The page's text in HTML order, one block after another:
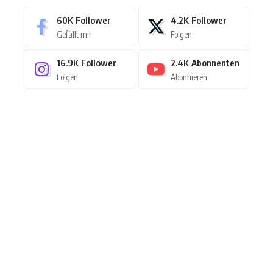
60K Follower
Gefällt mir
4.2K Follower
Folgen
16.9K Follower
Folgen
2.4K Abonnenten
Abonnieren